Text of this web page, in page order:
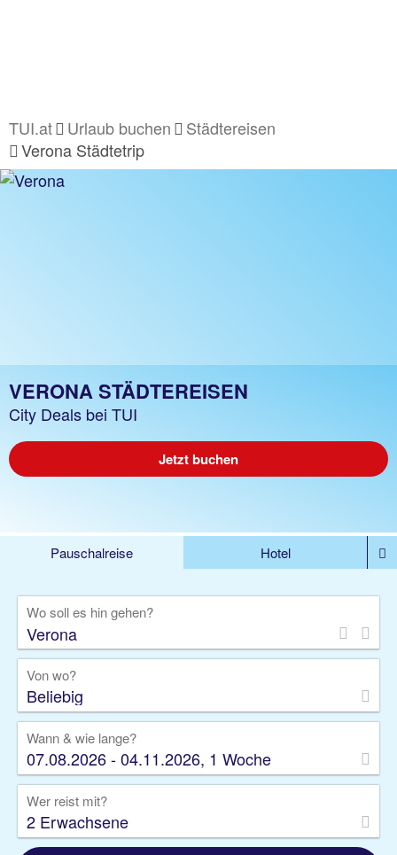
TUI.at Urlaub buchen
Städtereisen
Verona Städtetrip
VERONA STÄDTEREISEN
City Deals bei TUI
Jetzt buchen
Pauschalreise
Hotel
Rundreise
Kreuzfahrt
Gruppenreise
Camper Privattransfer
Wo soll es hin gehen?
Von wo?
Beliebig
Wann & wie lange?
07.08.2026 - 04.11.2026, 1 Woche
Wer reist mit?
2 Erwachsene